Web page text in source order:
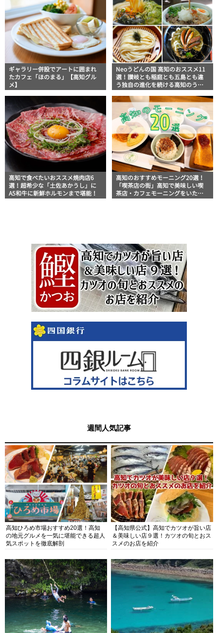
ギャラリー併設でアートに囲まれ
たカフェ「ほのまる」【高知グル
メ】
Neoうどんの国 高知のおススメ11
選！讃岐とも稲庭とも五島とも違
う独自の進化を続ける高知のうど
高知で食べたいおススメ焼肉店6
選！超希少な「土佐あかうし」に
A5和牛に新鮮ホルモンまで堪能！
高知のおすすめモーニング20選！
「喫茶店の街」高知で美味しい喫
茶店・カフェモーニングをいただ
週間人気記事
高知ひろめ市場おすすめ20選！高知
の地元グルメを一気に堪能できる超人
気スポットを徹底解剖
【高知県公式】高知でカツオが旨い店
＆美味しい店９選！カツオの旬とおス
スメのお店を紹介